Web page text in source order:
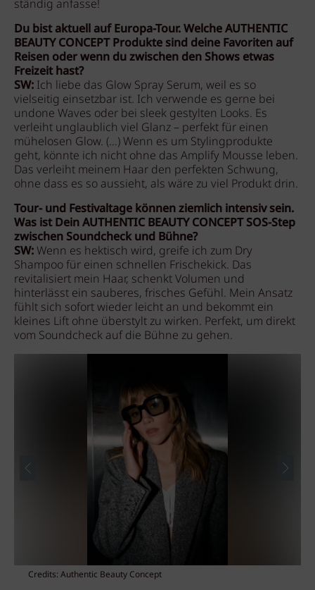
ständig anfasse!
Du bist aktuell auf Europa-Tour. Welche AUTHENTIC
BEAUTY CONCEPT Produkte sind deine Favoriten auf
Reisen oder wenn du zwischen den Shows etwas
Freizeit hast?
SW: Ich liebe das Glow Spray Serum, weil es so
vielseitig einsetzbar ist. Ich verwende es gerne bei
undone Waves oder bei sleek gestylten Looks. Es
verleiht unglaublich viel Glanz – perfekt für einen
mühelosen Glow. (…) Wenn es um Stylingprodukte
geht, könnte ich nicht ohne das Amplify Mousse leben.
Das verleiht meinem Haar den perfekten Schwung,
ohne dass es so aussieht, als wäre zu viel Produkt drin.
Tour- und Festivaltage können ziemlich intensiv sein.
Was ist Dein AUTHENTIC BEAUTY CONCEPT SOS-Step
zwischen Soundcheck und Bühne?
SW:Wenn es hektisch wird, greife ich zum Dry
Shampoo für einen schnellen Frischekick. Das
revitalisiert mein Haar, schenkt Volumen und
hinterlässt ein sauberes, frisches Gefühl. Mein Ansatz
fühlt sich sofort wieder leicht an und bekommt ein
kleines Lift ohne überstylt zu wirken. Perfekt, um direkt
vom Soundcheck auf die Bühne zu gehen.
Credits: Authentic Beauty Concept